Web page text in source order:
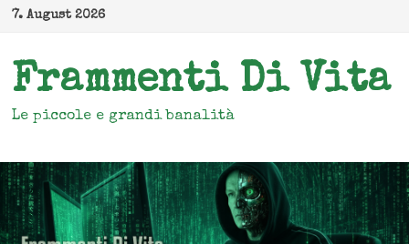
Zum
springen
7. August 2026
Frammenti Di Vita
Le piccole e grandi banalità